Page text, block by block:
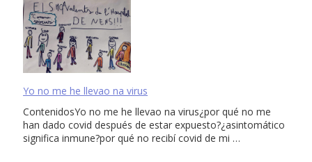
Yo no me he llevao na virus
ContenidosYo no me he llevao na virus¿por qué no me
han dado covid después de estar expuesto?¿asintomático
significa inmune?por qué no recibí covid de mi …